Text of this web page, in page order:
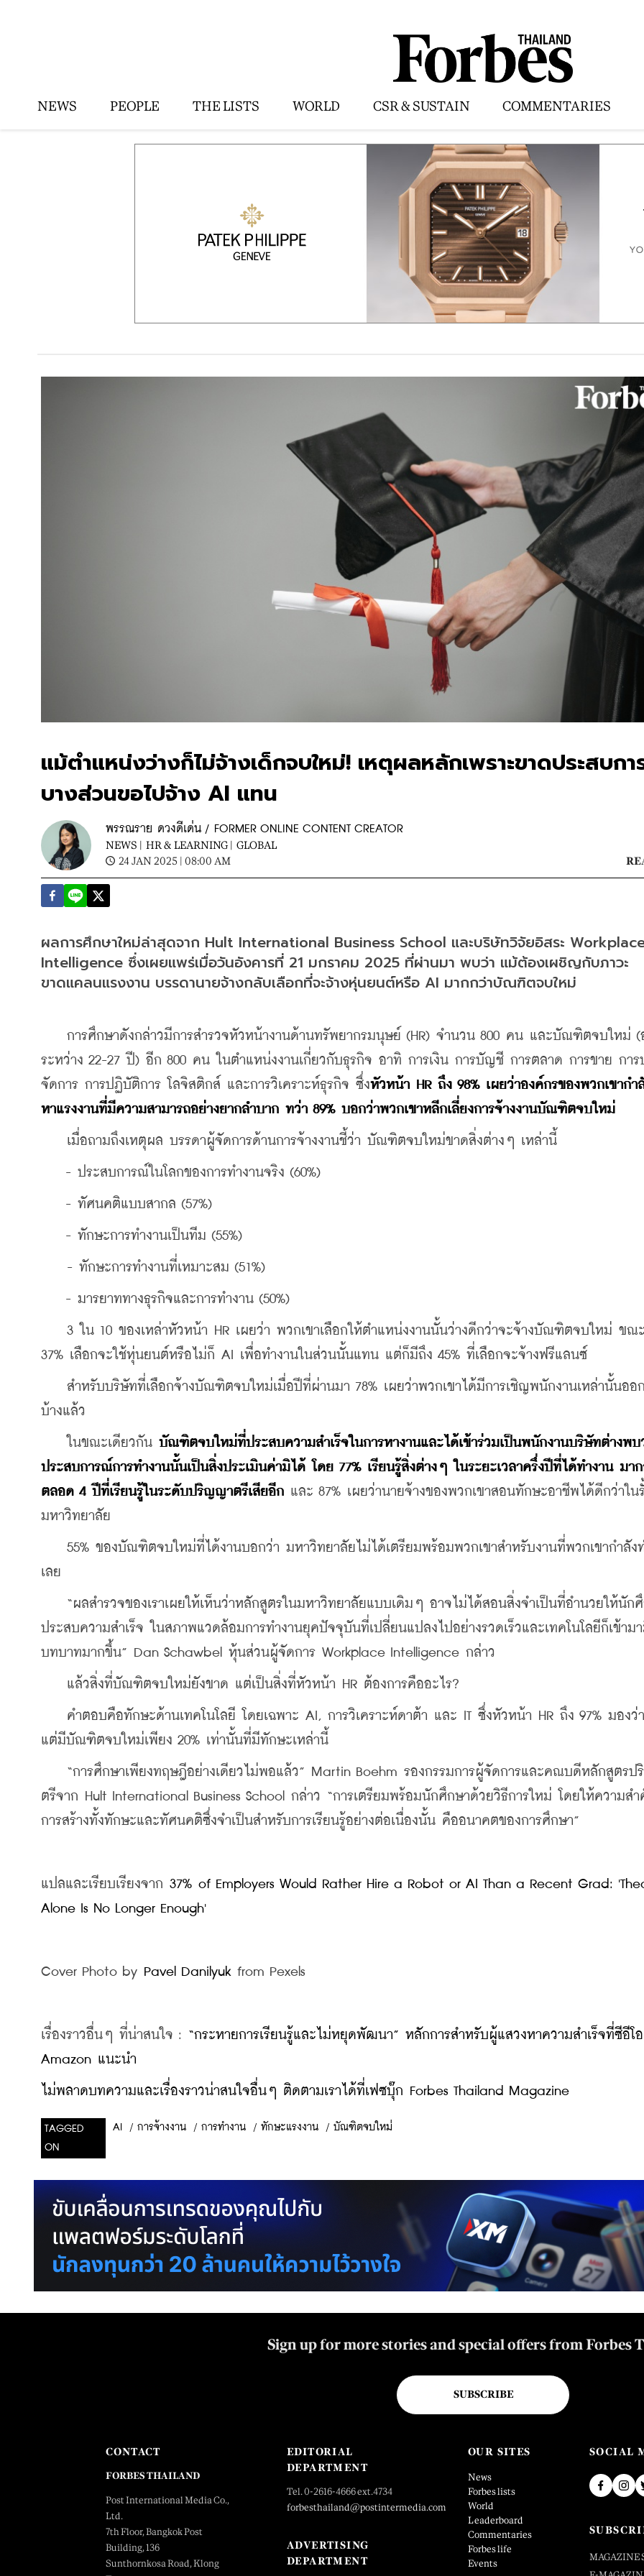
NEWS PEOPLE THE LISTS WORLD CSR & SUSTAIN COMMENTARIES
แม้ตำแหน่งว่างก็ไม่จ้างเด็กจบใหม่! เหตุผลหลักเพราะขาดประสบก
บางส่วนขอไปจ้าง AI แทน
พรรณราย ดวงดีเด่น / FORMER ONLINE CONTENT CREATOR
NEWS | HR & LEARNING | GLOBAL
24 JAN 2025 | 08:00 AM
ผลการศึกษาใหม่ล่าสุดจาก Hult International Business School และบริษัทวิจัยอิสระ
Intelligence ซึ่งเผยแพร่เมื่อวันอังคารที่ 21 มกราคม 2025 ที่ผ่านมา พบว่า แม้ต้องเผชิญกับภาวะ
ขาดแคลนแรงงาน บรรดานายจ้างกลับเลือกที่จะจ้างหุ่นยนต์หรือ AI มากกว่าบัณฑิตจบใหม่
การศึกษาดังกล่าวมีการสำรวจหัวหน้างานด้านทรัพยากรมนุษย์ (HR) จำนวน 800 คน และบัณฑิตจบใหม่ (
ระหว่าง 22-27 ปี) อีก 800 คน ในตำแหน่งงานเกี่ยวกับธุรกิจ อาทิ การเงิน การบัญชี การตลาด การขาย การ
จัดการ การปฏิบัติการ โลจิสติกส์ และการวิเคราะห์ธุรกิจ ซึ่งหัวหน้า HR ถึง 98% เผยว่าองค์กรของพวกเขากำ
หาแรงงานที่มีความสามารถอย่างยากลำบาก ทว่า 89% บอกว่าพวกเขาหลีกเลี่ยงการจ้างงานบัณฑิตจบใหม่
เมื่อถามถึงเหตุผล บรรดาผู้จัดการด้านการจ้างงานชี้ว่า บัณฑิตจบใหม่ขาดสิ่งต่างๆ เหล่านี้
- ประสบการณ์ในโลกของการทำงานจริง (60%)
- ทัศนคติแบบสากล (57%)
- ทักษะการทำงานเป็นทีม (55%)
- ทักษะการทำงานที่เหมาะสม (51%)
- มารยาททางธุรกิจและการทำงาน (50%)
3 ใน 10 ของเหล่าหัวหน้า HR เผยว่า พวกเขาเลือกให้ตำแหน่งงานนั้นว่างดีกว่าจะจ้างบัณฑิตจบใหม่ ขณ
37% เลือกจะใช้หุ่นยนต์หรือไม่ก็ AI เพื่อทำงานในส่วนนั้นแทน แต่ก็มีถึง 45% ที่เลือกจะจ้างฟรีแลนซ์
สำหรับบริษัทที่เลือกจ้างบัณฑิตจบใหม่เมื่อปีที่ผ่านมา 78% เผยว่าพวกเขาได้มีการเชิญพนักงานเหล่านั้นออก
บ้างแล้ว
ในขณะเดียวกัน บัณฑิตจบใหม่ที่ประสบความสำเร็จในการหางานและได้เข้าร่วมเป็นพนักงานบริษัทต่างพบ
ประสบการณ์การทำงานนั้นเป็นสิ่งประเมินค่ามิได้ โดย 77% เรียนรู้สิ่งต่างๆ ในระยะเวลาครึ่งปีที่ได้ทำงาน มา
ตลอด 4 ปีที่เรียนรู้ในระดับปริญญาตรีเสียอีก และ 87% เผยว่านายจ้างของพวกเขาสอนทักษะอาชีพได้ดีกว่าใน
มหาวิทยาลัย
55% ของบัณฑิตจบใหม่ที่ได้งานบอกว่า มหาวิทยาลัยไม่ได้เตรียมพร้อมพวกเขาสำหรับงานที่พวกเขากำลัง
เลย
“ผลสำรวจของเราเผยให้เห็นว่าหลักสูตรในมหาวิทยาลัยแบบเดิมๆ อาจไม่ได้สอนสิ่งจำเป็นที่อำนวยให้นัก
ประสบความสำเร็จ ในสภาพแวดล้อมการทำงานยุคปัจจุบันที่เปลี่ยนแปลงไปอย่างรวดเร็วและเทคโนโลยีก็เข้าม
บทบาทมากขึ้น” Dan Schawbel หุ้นส่วนผู้จัดการ Workplace Intelligence กล่าว
แล้วสิ่งที่บัณฑิตจบใหม่ยังขาด แต่เป็นสิ่งที่หัวหน้า HR ต้องการคืออะไร?
คำตอบคือทักษะด้านเทคโนโลยี โดยเฉพาะ AI, การวิเคราะห์ดาต้า และ IT ซึ่งหัวหน้า HR ถึง 97% มองว่
แต่มีบัณฑิตจบใหม่เพียง 20% เท่านั้นที่มีทักษะเหล่านี้
“การศึกษาเพียงทฤษฎีอย่างเดียวไม่พอแล้ว” Martin Boehm รองกรรมการผู้จัดการและคณบดีหลักสูตรป
ตรีจาก Hult International Business School กล่าว “การเตรียมพร้อมนักศึกษาด้วยวิธีการใหม่ โดยให้ความส
การสร้างทั้งทักษะและทัศนคติซึ่งจำเป็นสำหรับการเรียนรู้อย่างต่อเนื่องนั้น คืออนาคตของการศึกษา”
แปลและเรียบเรียงจาก 37% of Employers Would Rather Hire a Robot or AI Than a Recent Grad:
Alone Is No Longer Enough'
Cover Photo by Pavel Danilyuk from Pexels​
เรื่องราวอื่นๆ ที่น่าสนใจ : “กระหายการเรียนรู้และไม่หยุดพัฒนา” หลักการสำหรับผู้แสวงหาความสำเร็จที่ซีอีโอ
Amazon แนะนำ
ไม่พลาดบทความและเรื่องราวน่าสนใจอื่นๆ ติดตามเราได้ที่เฟซบุ๊ก Forbes Thailand Magazine
TAGGED
ON
AI / การจ้างงาน / การทำงาน / ทักษะแรงงาน / บัณฑิตจบใหม่
Sign up for more stories and special offers from Forbes
SUBSCRIBE
CONTACT
FORBES THAILAND
Post International Media Co.,
Ltd.
7th Floor, Bangkok Post
Building, 136
Sunthornkosa Road, Klong
EDITORIAL
DEPARTMENT
Tel. 0-2616-4666 ext.4734
forbesthailand@postintermedia.com
ADVERTISING
DEPARTMENT
OUR SITES
News
Forbes lists
World
Leaderboard
Commentaries
Forbes life
Events
SOCIAL
MAGAZINE